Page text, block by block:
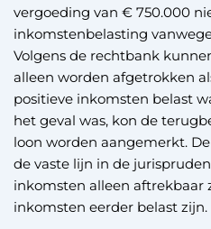
vergoeding van € 750.000
inkomstenbelasting
Volgens de rechtbank
alleen worden afgetrokken
positieve inkomsten belast
het geval was, kon de
loon worden aangemerkt.
de vaste lijn in de
inkomsten alleen aftrekbaar
inkomsten eerder belast zijn.